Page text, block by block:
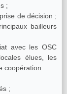
;
de décision ;
bailleurs
avec les OSC
élues, les
coopération
;